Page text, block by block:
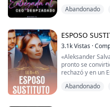
familia
propuesta, es así
Abandonado
ESPOSO
3.1kVistas ·
«Aleksander
pronto se
rechazó y en un
aspira a nada
Abandonado